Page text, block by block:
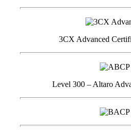
3CX Advanced
Level 300 – Altaro